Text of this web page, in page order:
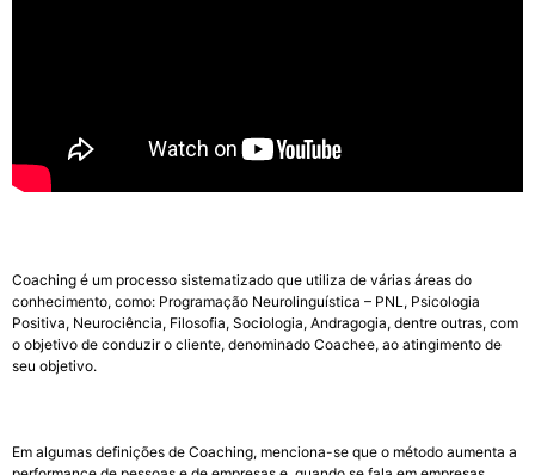
Coaching é um processo sistematizado que utiliza de várias áreas do
conhecimento, como: Programação Neurolinguística – PNL, Psicologia
Positiva, Neurociência, Filosofia, Sociologia, Andragogia, dentre outras, com
o objetivo de conduzir o cliente, denominado Coachee, ao atingimento de
seu objetivo.
Em algumas definições de Coaching, menciona-se que o método aumenta a